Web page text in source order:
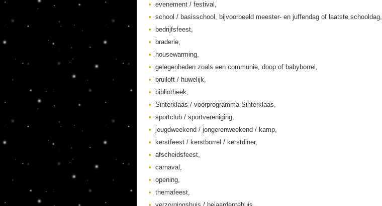
evenement / festival,
school / basisschool, bijvoorbeeld meester- en juffendag of laatste schooldag,
bedrijfsfeest,
braderie,
housewarming,
gelegenheden zoals een communie, doop of babyborrel,
bruiloft / huwelijk,
bibliotheek,
Sinterklaas / voorprogramma Sinterklaas,
sportclub / sportvereniging,
jeugdweekend / jongerenweekend / kamp,
kerstfeest / kerstborrel / kerstdiner,
afscheidsfeest,
carnaval,
opening,
themafeest,